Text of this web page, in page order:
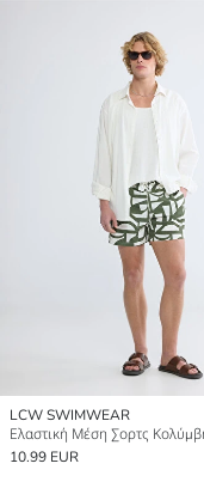
LCW SWIMWEAR
10.99 EUR